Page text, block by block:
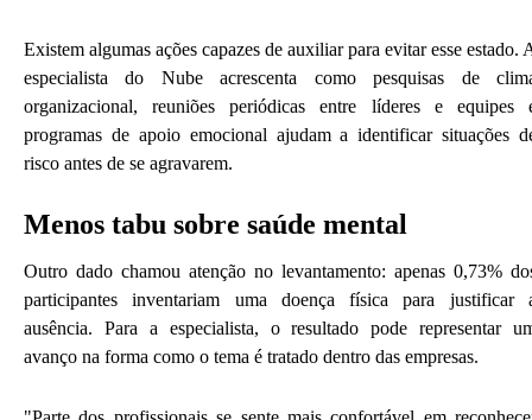
Existem algumas ações capazes de auxiliar para evitar esse estado.
especialista do Nube acrescenta como pesquisas de
organizacional, reuniões periódicas entre líderes e equipes
programas de apoio emocional ajudam a identificar situações
risco antes de se agravarem.
Menos tabu sobre saúde mental
Outro dado chamou atenção no levantamento: apenas 0,73%
participantes inventariam uma doença física para justificar
ausência. Para a especialista, o resultado pode representar
avanço na forma como o tema é tratado dentro das empresas.